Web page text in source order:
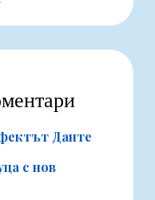
Данте
с нов